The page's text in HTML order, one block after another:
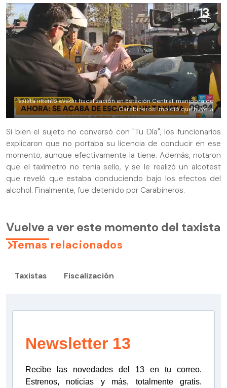
Taxista intentó evadir fiscalización en Estación Central: maniobra de
Carabineros impidió que huyera
Si bien el sujeto no conversó con "Tu Día", los funcionarios
explicaron que no portaba su licencia de conducir en ese
momento, aunque efectivamente la tiene. Además, notaron
que el taxímetro no tenía sello, y se le realizó un alcotest
que reveló que estaba conduciendo bajo los efectos del
alcohol. Finalmente, fue detenido por Carabineros.
Vuelve a ver este momento del taxista
Temas relacionados
Taxistas Fiscalización
Newsletter 13
Recibe las novedades del 13 en tu correo.
Estrenos, noticias y más, totalmente gratis.